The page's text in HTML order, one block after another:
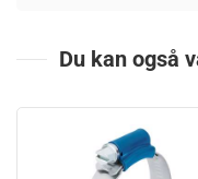
Du kan også